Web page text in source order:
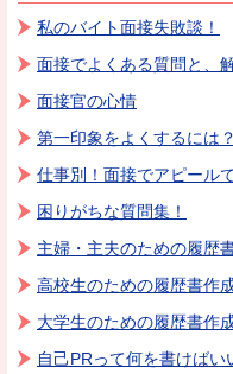
私のバイト面接失敗談！
面接でよくある質問と、
面接官の心情
第一印象をよくするには？
仕事別！面接でアピール
困りがちな質問集！
主婦・主夫のための履歴
高校生のための履歴書作
大学生のための履歴書作
自己PRって何を書けば